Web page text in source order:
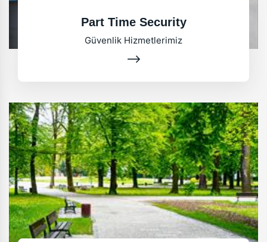
Part Time Security
Güvenlik Hizmetlerimiz